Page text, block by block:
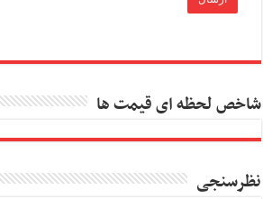
شاخص لحظه ای قیمت ها
نظرسنجی